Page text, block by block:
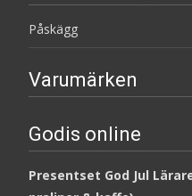
Påskägg
Varumärken
Godis online
Presentset God Jul